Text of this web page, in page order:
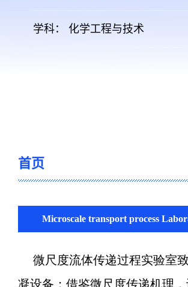
学科： 化学工程与技术
首页
Microscale transport process